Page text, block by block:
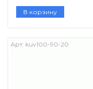
В корзину
Арт: kuv100-90-20